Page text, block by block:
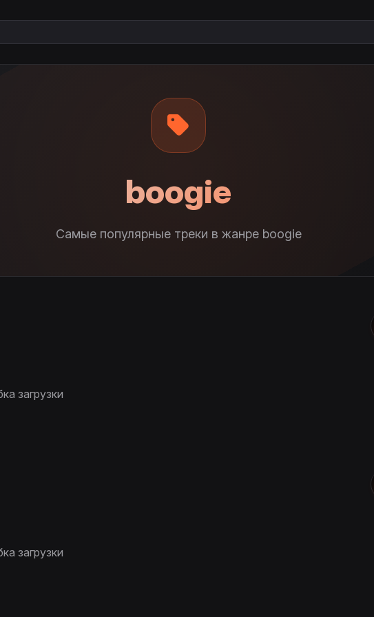
boogie
Самые популярные треки в жанре boogie
загрузки
загрузки